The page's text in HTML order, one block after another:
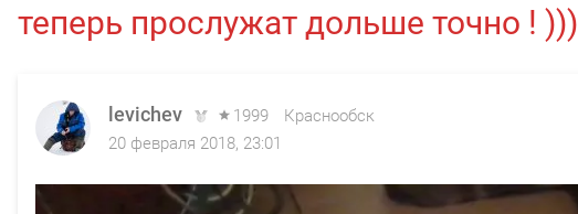
теперь прослужат дольше точно ! )))
levichev 1999
Краснообск
20 февраля 2018, 23:01